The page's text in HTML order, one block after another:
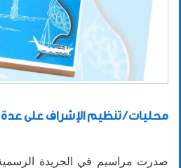
محليات / تنظيم الإشراف على
صدرت مراسيم في الجريدة الرسمية